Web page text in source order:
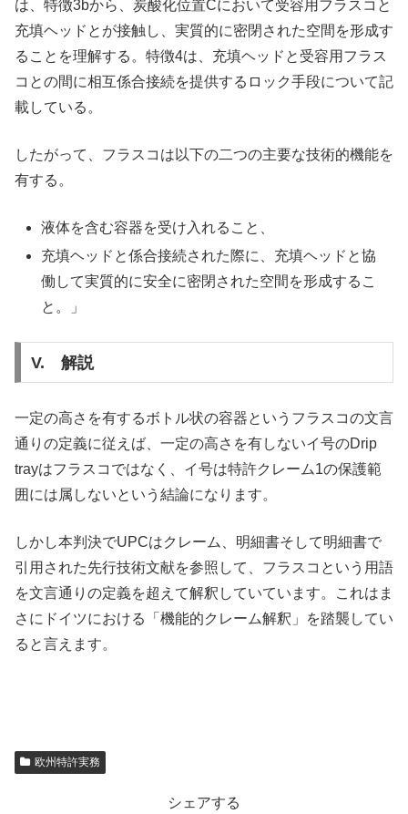
は、特徴3bから、炭酸化位置Cにおいて受容用フラスコと
充填ヘッドとが接触し、実質的に密閉された空間を形成す
ることを理解する。特徴4は、充填ヘッドと受容用フラス
コとの間に相互係合接続を提供するロック手段について記
載している。
したがって、フラスコは以下の二つの主要な技術的機能を
有する。
液体を含む容器を受け入れること、
充填ヘッドと係合接続された際に、充填ヘッドと協
働して実質的に安全に密閉された空間を形成するこ
と。」
V. 解説
一定の高さを有するボトル状の容器というフラスコの文言
通りの定義に従えば、一定の高さを有しないイ号のDrip
trayはフラスコではなく、イ号は特許クレーム1の保護範
囲には属しないという結論になります。
しかし本判決でUPCはクレーム、明細書そして明細書で
引用された先行技術文献を参照して、フラスコという用語
を文言通りの定義を超えて解釈していています。これはま
さにドイツにおける「機能的クレーム解釈」を踏襲してい
ると言えます。
欧州特許実務
シェアする